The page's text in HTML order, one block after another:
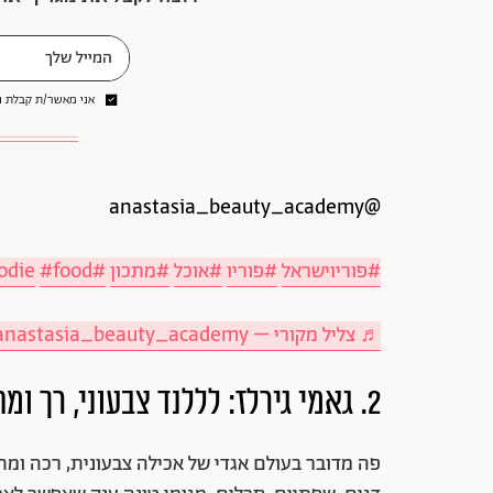
אני מאשר/ת קבלת
@anastasia_beauty_academy
#פוריוישראל#פוריו#אוכל#מתכון#foodie
#food
♬ צליל מקורי – anastasia_beauty_academy
2. גאמי גירלז: לללנד צבעוני, רך
פה מדובר בעולם אגדי של אכילה צבעונית, רכה